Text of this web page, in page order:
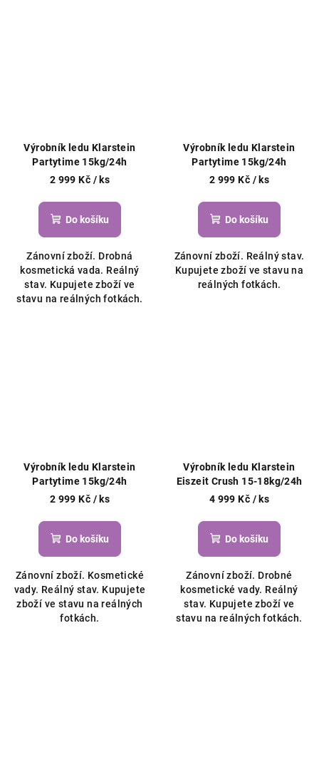
Výrobník ledu Klarstein
Partytime 15kg/24h
2 999 Kč / ks
Do košíku
Zánovní zboží. Drobná
kosmetická vada. Reálný
stav. Kupujete zboží ve
stavu na reálných fotkách.
Výrobník ledu Klarstein
Partytime 15kg/24h
2 999 Kč / ks
Do košíku
Zánovní zboží. Reálný stav.
Kupujete zboží ve stavu na
reálných fotkách.
Výrobník ledu Klarstein
Partytime 15kg/24h
2 999 Kč / ks
Do košíku
Zánovní zboží. Kosmetické
vady. Reálný stav. Kupujete
zboží ve stavu na reálných
fotkách.
Výrobník ledu Klarstein
Eiszeit Crush 15-18kg/24h
4 999 Kč / ks
Do košíku
Zánovní zboží. Drobné
kosmetické vady. Reálný
stav. Kupujete zboží ve
stavu na reálných fotkách.